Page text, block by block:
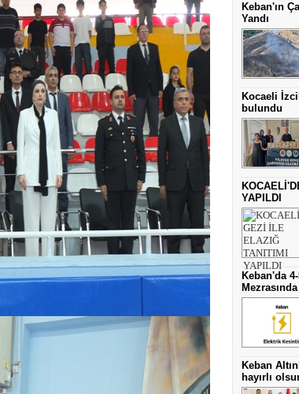
Keban'ın
Yandı
Kocaeli
bulundu
YAPILDI
Keban'da
Keban
hayırlı